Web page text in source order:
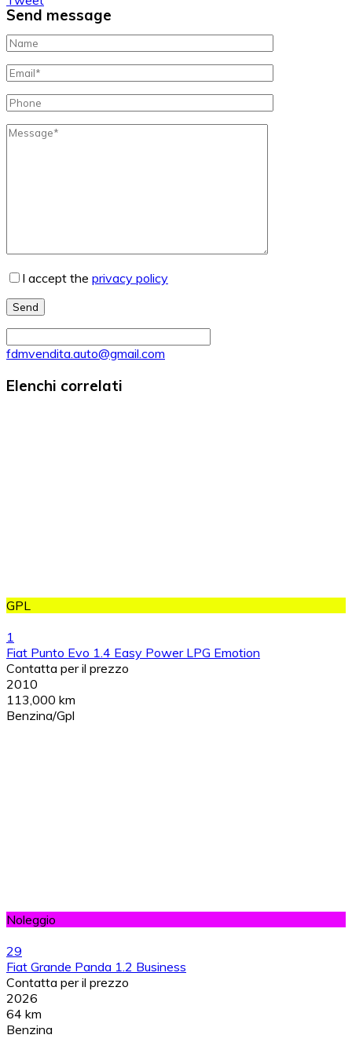
Send message
I accept the privacy policy
Send
fdmvendita.auto@gmail.com
Elenchi correlati
GPL
1
Fiat Punto Evo 1.4 Easy Power LPG Emotion
Contatta per il prezzo
2010
113,000 km
Benzina/Gpl
Noleggio
29
Fiat Grande Panda 1.2 Business
Contatta per il prezzo
2026
64 km
Benzina